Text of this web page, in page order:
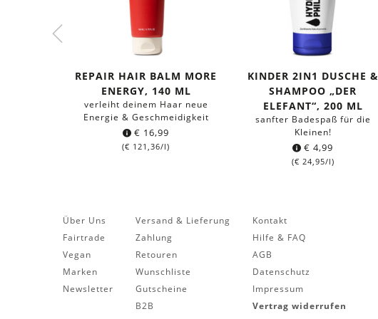
REPAIR HAIR BALM MORE
ENERGY, 140 ML
verleiht deinem Haar neue
Energie & Geschmeidigkeit
€ 16,99
(€ 121,36/l)
KINDER 2IN1 DUSCHE &
SHAMPOO „DER
ELEFANT“, 200 ML
sanfter Badespaß für die
Kleinen!
€ 4,99
(€ 24,95/l)
Über Uns
Fairtrade
Vegan
Marken
Newsletter
Versand & Lieferung
Zahlung
Retouren
Wunschliste
Gutscheine
B2B
Kontakt
Hilfe & FAQ
AGB
Datenschutz
Impressum
Vertrag widerrufen